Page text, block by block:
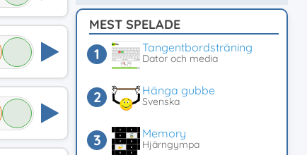
MEST SPELADE
Tangentbordsträning
Dator och media
Hänga gubbe
Svenska
Memory
Hjärngympa